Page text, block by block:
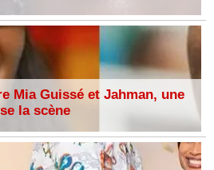
Mia Guissé et Jahman, une
la scène